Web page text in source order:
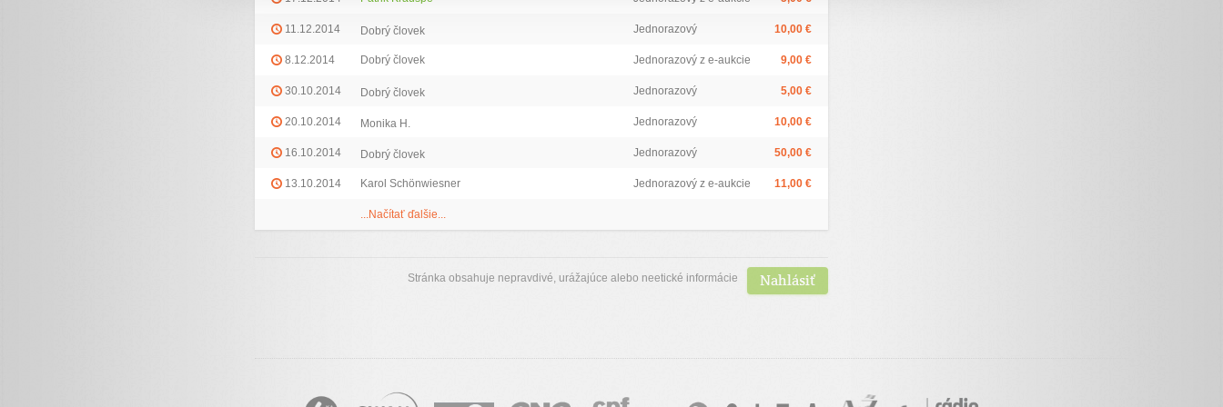
11.12.2014 Dobrý človek Jednorazový 10,00 €
8.12.2014 Dobrý človek Jednorazový z e-aukcie 9,00 €
30.10.2014 Dobrý človek Jednorazový 5,00 €
20.10.2014 Monika H. Jednorazový 10,00 €
16.10.2014 Dobrý človek Jednorazový 50,00 €
13.10.2014 Karol Schönwiesner Jednorazový z e-aukcie 11,00 €
...Načítať ďalšie...
Nahlásiť
Stránka obsahuje nepravdivé, urážajúce alebo neetické informácie